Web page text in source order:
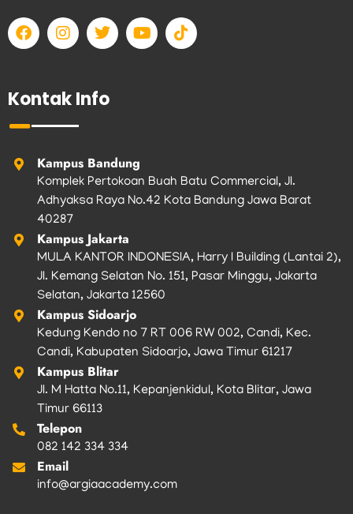
F
a
c
o
o
k
I
n
s
a
g
a
T
w
i
e
Y
o
u
T
i
k
Kontak Info
Kampus Bandung
Komplek Pertokoan Buah Batu Commercial, Jl.
Adhyaksa Raya No.42 Kota Bandung Jawa Barat
40287
Kampus Jakarta
MULA KANTOR INDONESIA, Harry I Building (Lantai 2),
Jl. Kemang Selatan No. 151, Pasar Minggu, Jakarta
Selatan, Jakarta 12560
Kampus Sidoarjo
Kedung Kendo no 7 RT 006 RW 002, Candi, Kec.
Candi, Kabupaten Sidoarjo, Jawa Timur 61217
Kampus Blitar
Jl. M Hatta No.11, Kepanjenkidul, Kota Blitar, Jawa
Timur 66113
Telepon
082 142 334 334
Email
info@argiaacademy.com